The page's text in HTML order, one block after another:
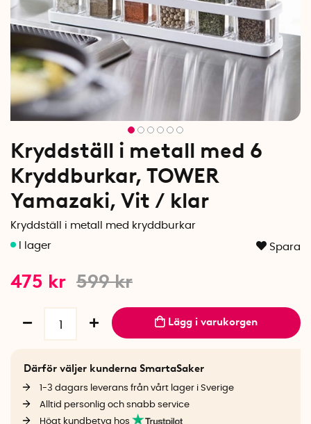
Kryddställ i metall med 6
Kryddburkar, TOWER
Yamazaki, Vit / klar
Kryddställ i metall med kryddburkar
Spara
599kr
475 kr
Lägg i varukorgen
Därför väljer kunderna SmartaSaker
1-3 dagars leverans från vårt lager i Sverige
Alltid personlig och snabb service
Högt kundbetyg hos